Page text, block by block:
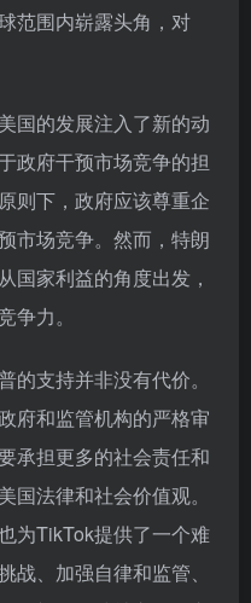
范围内崭露头角，对
国的发展注入了新的动
政府干预市场竞争的担
则下，政府应该尊重企
市场竞争。然而，特朗
国家利益的角度出发，
争力。
的支持并非没有代价。
府和监管机构的严格审
承担更多的社会责任和
国法律和社会价值观。
为TikTok提供了一个难
、加强自律和监管、